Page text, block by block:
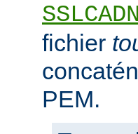
fichier
PEM.